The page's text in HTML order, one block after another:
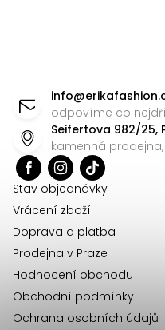
info@
odpovíme co
Seifertova 982/25,
kamenná prodejna,
Stav objednávky
Vrácení zboží
Doprava a platba
Prodejna v Praze
Hodnocení obchodu
Obchodní podmínky
Ochrana osobních údajů